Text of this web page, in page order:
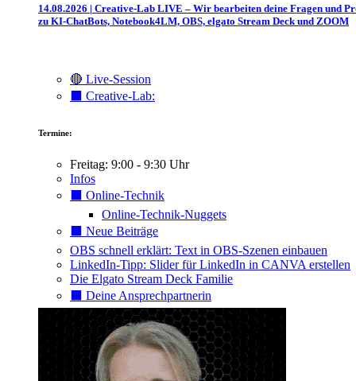
14.08.2026 | Creative-Lab LIVE – Wir bearbeiten deine Fragen und
zu KI-ChatBots, Notebook4LM, OBS, elgato Stream Deck und ZOOM
🔴 Live-Session
⬛️ Creative-Lab:
Termine:
Freitag: 9:00 - 9:30 Uhr
Infos
⬛️ Online-Technik
Online-Technik-Nuggets
⬛️ Neue Beiträge
OBS schnell erklärt: Text in OBS-Szenen einbauen
LinkedIn-Tipp: Slider für LinkedIn in CANVA erstellen
Die Elgato Stream Deck Familie
⬛️ Deine Ansprechpartnerin